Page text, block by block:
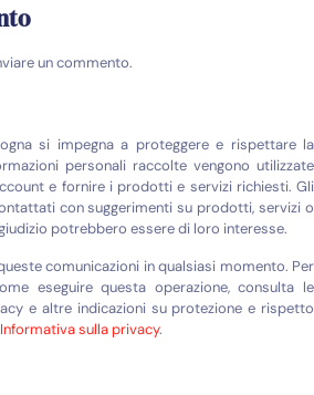
un commento.
si impegna a proteggere e rispettare la
personali raccolte vengono utilizzate
e fornire i prodotti e servizi richiesti. Gli
con suggerimenti su prodotti, servizi o
potrebbero essere di loro interesse.
comunicazioni in qualsiasi momento. Per
eseguire questa operazione, consulta le
e altre indicazioni su protezione e rispetto
Informativa sulla privacy.